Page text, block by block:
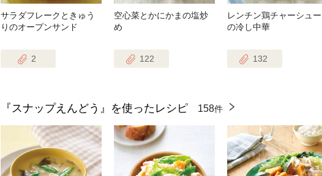
サラダフレークときゅう
りのオープンサンド
2
空心菜とかにかまの塩炒
め
122
レンチン鶏チャーシュー
の冷し中華
132
『スナップえんどう』を使ったレシピ 158件